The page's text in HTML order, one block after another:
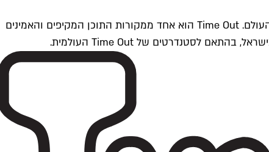
Time Outתל אביב הוא חלק מרשת Time Out Global — רשת מדיה בינלאומית הפועלת ב-360 ערים מרכזיות וב-60 מדינות ברחבי העולם. Time Out הוא אחד ממקורות התוכן המקיפים והאמינים